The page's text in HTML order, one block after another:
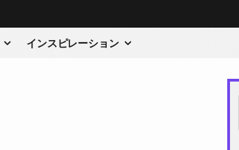
インスピレーション